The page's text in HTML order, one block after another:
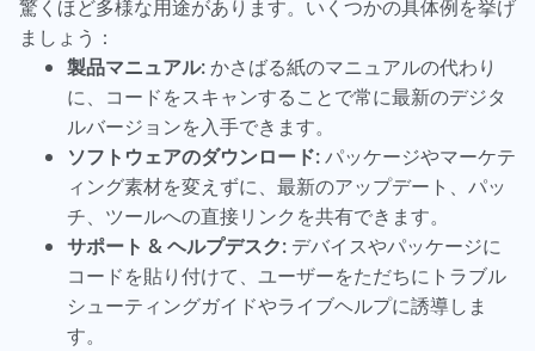
驚くほど多様な用途があります。いくつかの具体例を挙げ
ましょう：
製品マニュアル:かさばる紙のマニュアルの代わり
に、コードをスキャンすることで常に最新のデジタ
ルバージョンを入手できます。
ソフトウェアのダウンロード:パッケージやマーケテ
ィング素材を変えずに、最新のアップデート、パッ
チ、ツールへの直接リンクを共有できます。
サポート & ヘルプデスク: デバイスやパッケージに
コードを貼り付けて、ユーザーをただちにトラブル
シューティングガイドやライブヘルプに誘導しま
す。